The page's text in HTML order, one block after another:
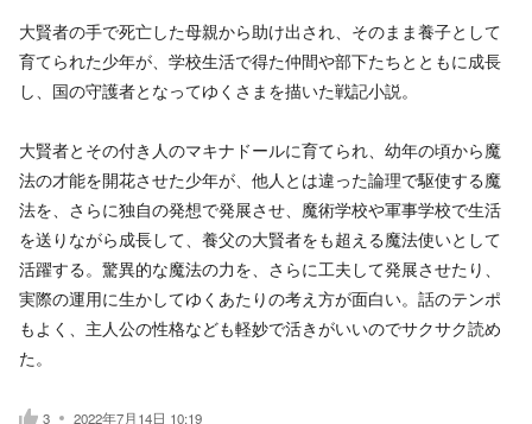
大賢者の手で死亡した母親から助け出され、そのまま養子として
育てられた少年が、学校生活で得た仲間や部下たちとともに成長
し、国の守護者となってゆくさまを描いた戦記小説。
大賢者とその付き人のマキナドールに育てられ、幼年の頃から魔
法の才能を開花させた少年が、他人とは違った論理で駆使する魔
法を、さらに独自の発想で発展させ、魔術学校や軍事学校で生活
を送りながら成長して、養父の大賢者をも超える魔法使いとして
活躍する。驚異的な魔法の力を、さらに工夫して発展させたり、
実際の運用に生かしてゆくあたりの考え方が面白い。話のテンポ
もよく、主人公の性格なども軽妙で活きがいいのでサクサク読め
た。
3 2022年7月14日 10:19